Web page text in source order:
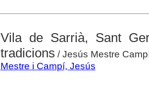
Vila de Sarrià, Sant
tradicions / Jesús Mestre
Mestre i Campí, Jesús